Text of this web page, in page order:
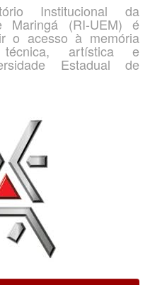
Institucional da
Maringá (RI-UEM) é
o acesso à memória
técnica, artística e
Estadual de